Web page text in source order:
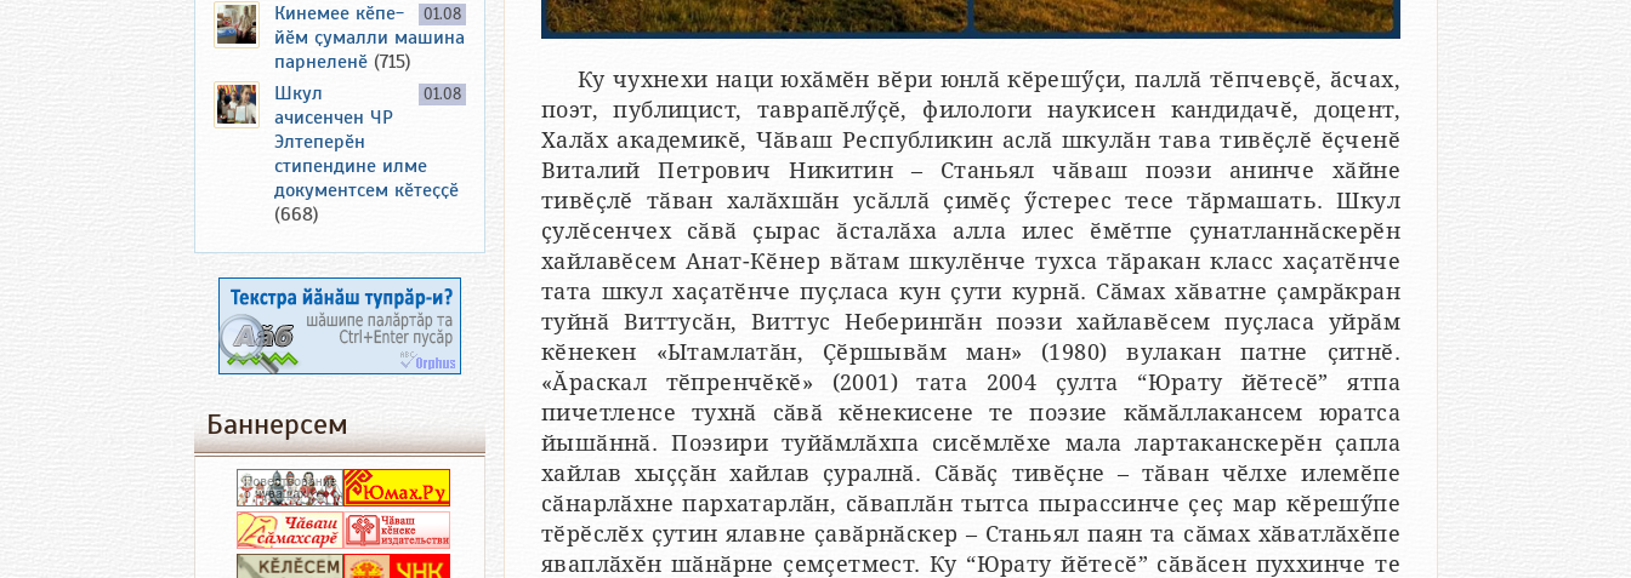
Ку чухнехи наци юхӑмӗн вӗри юнлӑ кӗрешӳҫи, паллӑ тӗпчевҫӗ, ӑсчах,
поэт, публицист, таврапӗлӳҫӗ, филологи наукисен кандидачӗ, доцент,
Халӑх академикӗ, Чӑваш Республикин аслӑ шкулӑн тава тивӗҫлӗ ӗҫченӗ
Виталий Петрович Никитин – Станьял чӑваш поэзи анинче хӑйне
тивӗҫлӗ тӑван халӑхшӑн усӑллӑ ҫимӗҫ ӳстерес тесе тӑрмашать. Шкул
ҫулӗсенчех сӑвӑ ҫырас ӑсталӑха алла илес ӗмӗтпе ҫунатланнӑскерӗн
хайлавӗсем Анат-Кӗнер вӑтам шкулӗнче тухса тӑракан класс хаҫатӗнче
тата шкул хаҫатӗнче пуҫласа кун ҫути курнӑ. Сӑмах хӑватне ҫамрӑкран
туйнӑ Виттусӑн, Виттус Неберингӑн поэзи хайлавӗсем пуҫласа уйрӑм
кӗнекен «Ытамлатӑн, Ҫӗршывӑм ман» (1980) вулакан патне ҫитнӗ.
«Ӑраскал тӗпренчӗкӗ» (2001) тата 2004 ҫулта “Юрату йӗтесӗ” ятпа
пичетленсе тухнӑ сӑвӑ кӗнекисене те поэзие кӑмӑллакансем юратса
йышӑннӑ. Поэзири туйӑмлӑхпа сисӗмлӗхе мала лартаканскерӗн ҫапла
хайлав хыҫҫӑн хайлав ҫуралнӑ. Сӑвӑҫ тивӗҫне – тӑван чӗлхе илемӗпе
сӑнарлӑхне пархатарлӑн, сӑваплӑн тытса пырассинче ҫеҫ мар кӗрешӳпе
тӗрӗслӗх ҫутин ялавне ҫавӑрнӑскер – Станьял паян та сӑмах хӑватлӑхӗпе
яваплӑхӗн шӑнӑрне ҫемҫетмест. Ку “Юрату йӗтесӗ” сӑвӑсен пуххинче те
01.08
Кинемее кӗпе-
йӗм ҫумалли машина
парнеленӗ (715)
01.08
Шкул
ачисенчен ЧР
Элтеперӗн
стипендине илме
документсем кӗтеҫҫӗ
(668)
Баннерсем